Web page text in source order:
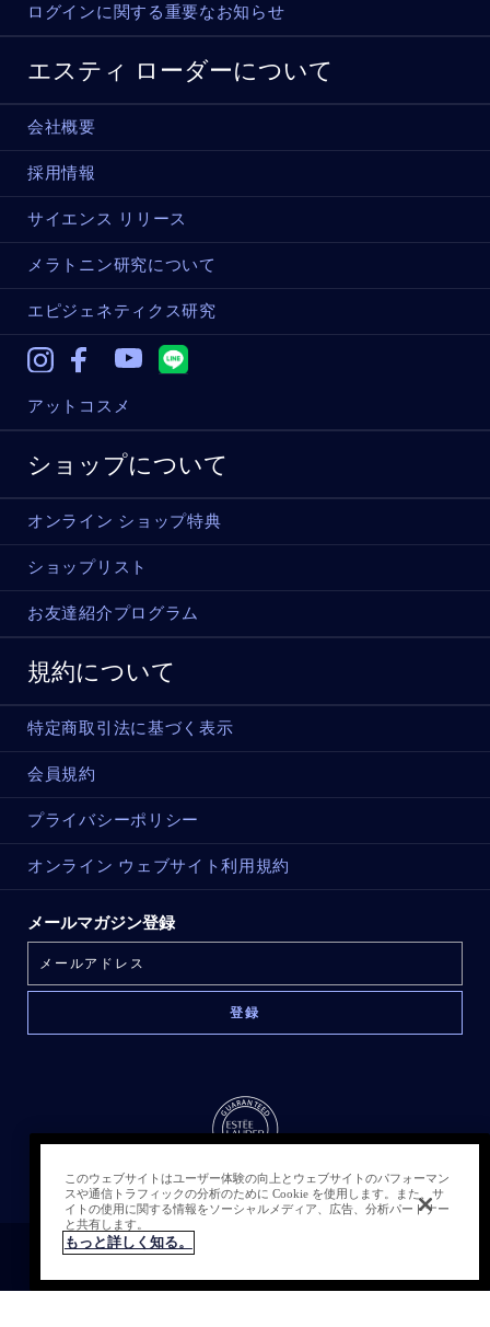
売り切れ
ログインに関する重要なお知らせ
エスティ ローダーについて
会社概要
採用情報
サイエンス リリース
メラトニン研究について
エピジェネティクス研究
InstagramFacebook
アットコスメ
ショップについて
オンライン ショップ特典
ショップリスト
お友達紹介プログラム
規約について
特定商取引法に基づく表示
会員規約
プライバシーポリシー
オンライン ウェブサイト利用規約
メールマガジン登録
このウェブサイトはユーザー体験の向上とウェブサイトのパフォーマン
スや通信トラフィックの分析のために Cookie を使用します。また、サ
イトの使用に関する情報をソーシャルメディア、広告、分析パートナー
と共有します。
もっと詳しく知る。